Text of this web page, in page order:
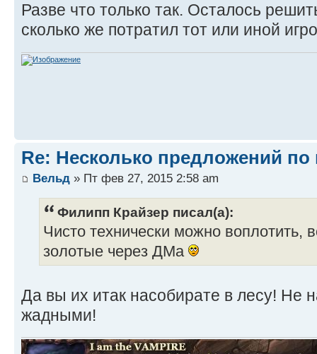
Разве что только так. Осталось
сколько же потратил тот или иной
Re: Несколько предложений по
Вельд » Пт фев 27, 2015 2:58 am
Филипп Крайзер писал(а):
Чисто технически можно воплотить,
золотые через ДМа
Да вы их итак насобирате в лесу! Не
жадными!